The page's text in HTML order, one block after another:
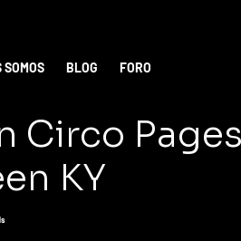
SOMOS BLOG FORO
Circo
KY